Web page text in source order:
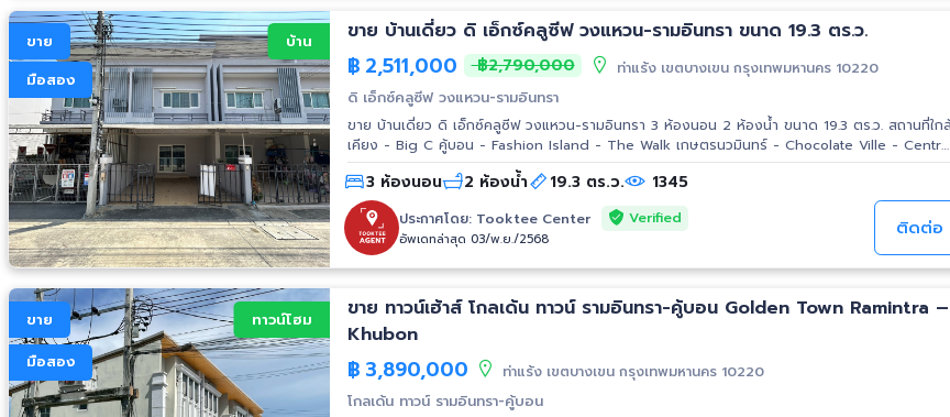
https://thaitopproperty.com/227947-.html สอบถามรายละเอียดเพิ่มเติม: ติดต่อ: K.หนึ่ง
(K.Nueng) โทร: 092-789-3539 Line ID: 0907894941 www.ThaiTopProperty.com #ขายที่ดิน
#ที่ดินสร้างบ้าน #ที่ดินรามอินทรา #ที่ดินบางเขน #ที่ดินใกล้รถไฟฟ้า #รถไฟฟ้าสายสีชมพู #สถานี
รามอินทรา3 #BTS #รถไฟฟ้าสายสีเขียว #รถไฟฟ้าบีทีเอส #สถานีวัดพระศรีมหาธาตุ #ที่ดินใกล้วัดพระ
ศรีมหาธาตุ #ที่ดินบางเขน #รามอินทรา #หลักสี่ #ที่ดินใกล้เซ็นทรัลรามอินทรา
ขาย
มือสอง
บ้าน ขาย บ้านเดี่ยว ดิ เอ็กซ์คลูซีฟ วงแหวน-รามอินทรา ขนาด 19.3 ตร.ว.
฿ 2,511,000 ฿2,790,000 ท่าแร้ง เขตบางเขน กรุงเทพมหานคร 10220
ดิ เอ็กซ์คลูซีฟ วงแหวน-รามอินทรา
ขาย บ้านเดี่ยว ดิ เอ็กซ์คลูซีฟ วงแหวน-รามอินทรา 3 ห้องนอน 2 ห้องน้ำ ขนาด 19.3 ตร.ว. สถานที่ใกล้
เคียง - Big C คู้บอน - Fashion Island - The Walk เกษตรนวมินทร์ - Chocolate Ville - Central
Plaza รามอินทรา - Tesco Lotus นวมินทร์ - ไทวัสดุ นวมินทร์ - Home Pro ลำลูกกา - ตลาด
ปัฐวิกรณ์ - ตลาดน้ำพระยาสุเรนทร์ - รพ.สินแพทย์ - รพ.พญาไท นวมินทร์ - รพ.นพรัตน์ราชธานี -
รร.บดินทร์เดชา 2 - รร.นวมินทราชูทิศ เบญจมราชาลัย - วัดคู้บอน - Safari World - สวนสยาม
3 ห้องนอน 2 ห้องน้ำ 19.3 ตร.ว. 1345
ประกาศโดย: Tooktee Center Verified
อัพเดทล่าสุด 03/พ.ย./2568 ติดต่อ
ขาย
มือสอง
ทาวน์โฮม
ขาย ทาวน์เฮ้าส์ โกลเด้น ทาวน์ รามอินทรา-คู้บอน Golden Town Ramintra –
Khubon
฿ 3,890,000 ท่าแร้ง เขตบางเขน กรุงเทพมหานคร 10220
โกลเด้น ทาวน์ รามอินทรา-คู้บอน